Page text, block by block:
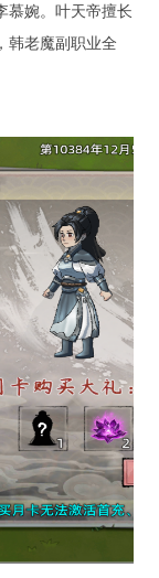
慕婉。叶天帝擅长
韩老魔副职业全